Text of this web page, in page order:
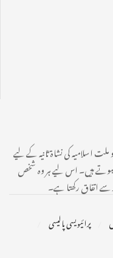
اسلامیہ کی نشاۃ ثانیہ کے لیے
ہوتے ہیں۔ اس لیے ہر وہ شخص
اتفاق رکھتا ہے۔
پرائیویسی پالیسی